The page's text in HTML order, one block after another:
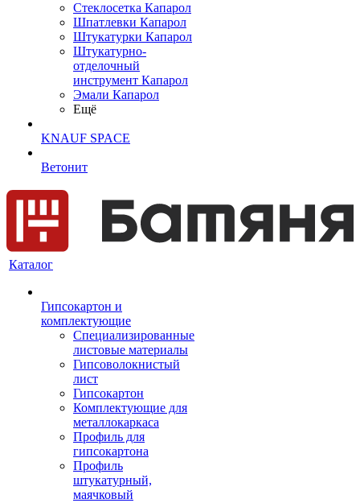
Cтеклосетка Капарол
Шпатлевки Капарол
Штукатурки Капарол
Штукатурно-
отделочный
инструмент Капарол
Эмали Капарол
Ещё
KNAUF SPACE
Ветонит
Каталог
Гипсокартон и
комплектующие
Специализированные
листовые материалы
Гипсоволокнистый
лист
Гипсокартон
Комплектующие для
металлокаркаса
Профиль для
гипсокартона
Профиль
штукатурный,
маячковый